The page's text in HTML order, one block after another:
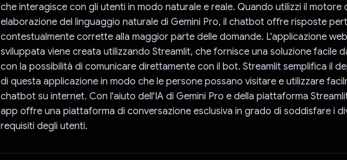
che interagisce con gli utenti in modo naturale e reale. Quando utilizzi il motore
elaborazione del linguaggio naturale di Gemini Pro, il chatbot offre risposte
contestualmente corrette alla maggior parte delle domande. L'applicazione web
sviluppata viene creata utilizzando Streamlit, che fornisce una soluzione facile
con la possibilità di comunicare direttamente con il bot. Streamlit semplifica il
di questa applicazione in modo che le persone possano visitare e utilizzare
chatbot su internet. Con l'aiuto dell'IA di Gemini Pro e della piattaforma
app offre una piattaforma di conversazione esclusiva in grado di soddisfare i
requisiti degli utenti.